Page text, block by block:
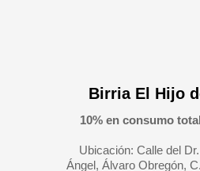
Birria El Hijo
10% en consumo
Ubicación: Calle del
Ángel, Álvaro Obregón,